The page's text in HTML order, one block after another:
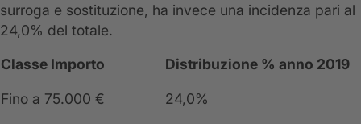
surroga e sostituzione, ha invece una incidenza pari al
24,0% del totale.
Classe Importo
Distribuzione % anno 2019
Fino a 75.000 € 24,0%